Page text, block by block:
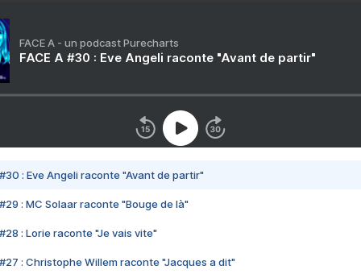
FACE A - un podcast Purecharts
FACE A #30 : Eve Angeli raconte "Avant de partir"
#30 : Eve Angeli raconte "Avant de partir"
#29 : MC Solaar raconte "Bouge de là"
#28 : Lorie raconte "Je vais vite"
#27 : Christophe Willem raconte "Jacques a dit"